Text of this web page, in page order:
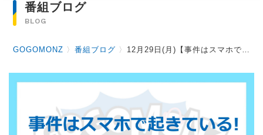
番組ブログ
BLOG
GOGOMONZ 〉番組ブログ 〉 12月29日(月)【事件はスマホで起きている！ストップ特殊詐欺GOGOMONZスペシャル】